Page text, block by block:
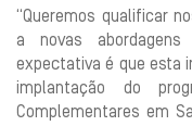
“Queremos qualificar
a novas
expectativa é que esta
implantação do
Complementares em